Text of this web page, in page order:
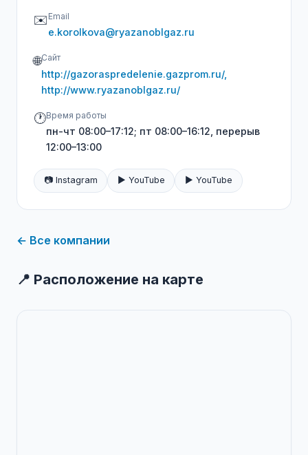
✉️ Email
e.korolkova@ryazanoblgaz.ru
🌐Сайт
http://gazoraspredelenie.gazprom.ru/,
http://www.ryazanoblgaz.ru/
🕐Время работы
пн-чт 08:00–17:12; пт 08:00–16:12, перерыв
12:00–13:00
📷 Instagram ▶️ YouTube ▶️ YouTube
← Все компании
📍 Расположение на карте